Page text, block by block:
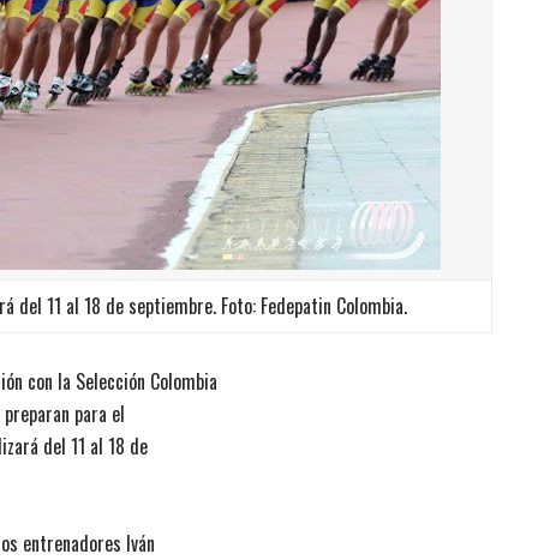
11 al 18 de septiembre. Foto: Fedepatin Colombia.
con la Selección Colombia
para el
del 11 al 18 de
entrenadores Iván